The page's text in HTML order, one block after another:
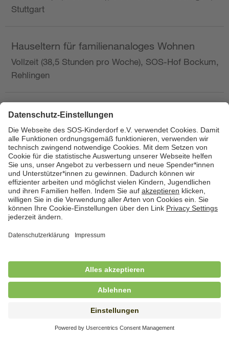
Stuttgart
Hauseltern für familienanaloges Wohnen
Vollzeit (38,5 Stunden pro Woche), SOS-Hof Bockum,
Rehlingen
Hauswirtschafterin / Köchin (m/w/d) als
Ausbilderin (m/w/d) im Bereich
Nahrungszubereitung
in Vollzeit (38,5 Std./Wo.), SOS-Kinderdorf
Saarbrücken, Saarbrücken
Hauswirtschaftskraft (m/w/d)
in Teilzeit (mind. 20 - max. 30 Std./.Wo.), SOS-
Hauswirtschaftskraft (m/w/d)
in unbefristeter Anstellung, Teilzeit (20 Std./Wo.), SOS-
Kinderdorf Dortmund, Hagen